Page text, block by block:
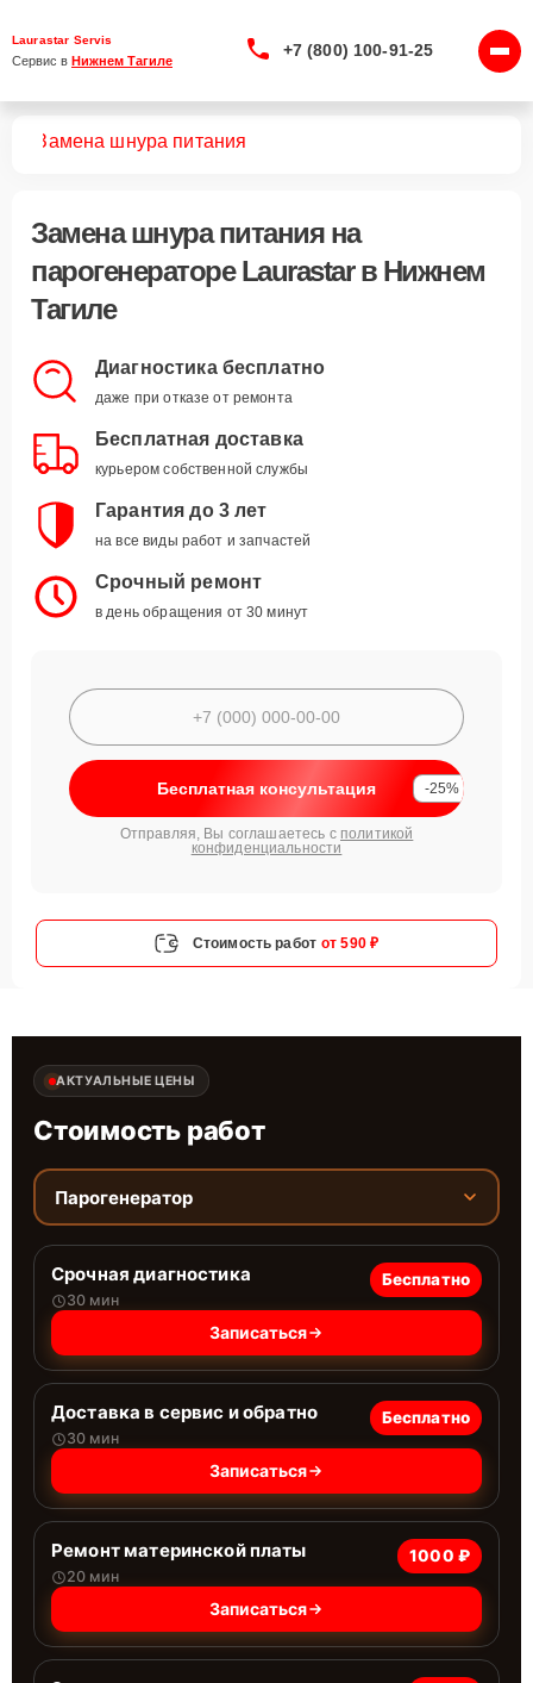
Laurastar Servis
Сервис в Нижнем Тагиле
+7 (800) 100-91-25
Замена шнура питания
Замена шнура питанияна
парогенераторе Laurastar в Нижнем
Тагиле
Диагностика бесплатно
даже при отказе от ремонта
Бесплатная доставка
курьером собственной службы
Гарантия до 3 лет
на все виды работ и запчастей
Срочный ремонт
в день обращения от 30 минут
Бесплатная консультация -25%
Отправляя, Вы соглашаетесь с политикой
конфиденциальности
Стоимость работ от 590 ₽
АКТУАЛЬНЫЕ ЦЕНЫ
Стоимость работ
Парогенератор
Срочная диагностика
30 мин
Бесплатно
Записаться
Доставка в сервис и обратно
30 мин
Бесплатно
Записаться
Ремонт материнской платы
20 мин
1000 ₽
Записаться